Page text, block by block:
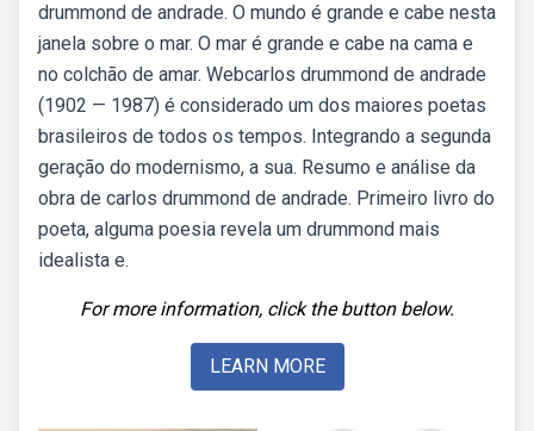
drummond de andrade. O mundo é grande e cabe nesta
janela sobre o mar. O mar é grande e cabe na cama e
no colchão de amar. Webcarlos drummond de andrade
(1902 — 1987) é considerado um dos maiores poetas
brasileiros de todos os tempos. Integrando a segunda
geração do modernismo, a sua. Resumo e análise da
obra de carlos drummond de andrade. Primeiro livro do
poeta, alguma poesia revela um drummond mais
idealista e.
For more information, click the button below.
LEARN MORE